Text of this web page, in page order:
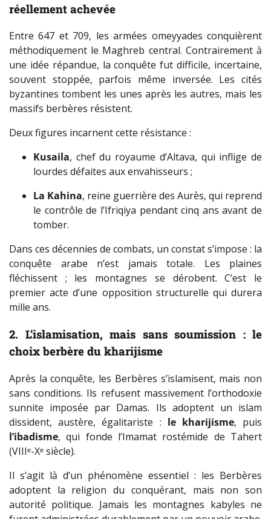
réellement achevée
Entre 647 et 709, les armées omeyyades conquièrent
méthodiquement le Maghreb central. Contrairement à
une idée répandue, la conquête fut difficile, incertaine,
souvent stoppée, parfois même inversée. Les cités
byzantines tombent les unes après les autres, mais les
massifs berbères résistent.
Deux figures incarnent cette résistance :
Kusaila, chef du royaume d’Altava, qui inflige de
lourdes défaites aux envahisseurs ;
La Kahina, reine guerrière des Aurès, qui reprend
le contrôle de l’Ifriqiya pendant cinq ans avant de
tomber.
Dans ces décennies de combats, un constat s’impose : la
conquête arabe n’est jamais totale. Les plaines
fléchissent ; les montagnes se dérobent. C’est le
premier acte d’une opposition structurelle qui durera
mille ans.
2. L’islamisation, mais sans soumission : le
choix berbère du kharijisme
Après la conquête, les Berbères s’islamisent, mais non
sans conditions. Ils refusent massivement l’orthodoxie
sunnite imposée par Damas. Ils adoptent un islam
dissident, austère, égalitariste : le kharijisme, puis
l’ibadisme, qui fonde l’Imamat rostémide de Tahert
(VIIIᵉ-Xᵉ siècle).
Il s’agit là d’un phénomène essentiel : les Berbères
adoptent la religion du conquérant, mais non son
autorité politique. Jamais les montagnes kabyles ne